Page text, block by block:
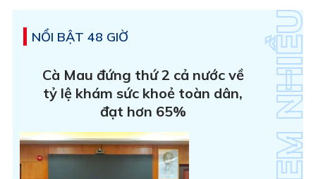
NỔI BẬT 48 GIỜ
Cà Mau đứng thứ 2 cả nước về
tỷ lệ khám sức khoẻ toàn dân,
đạt hơn 65%